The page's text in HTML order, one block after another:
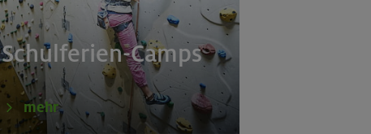
Schulferien-Camps
mehr